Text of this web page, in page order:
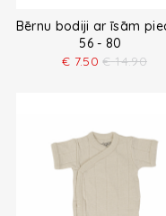
Bērnu bodiji ar īsām
56 - 80
€ 7.50 € 14.90